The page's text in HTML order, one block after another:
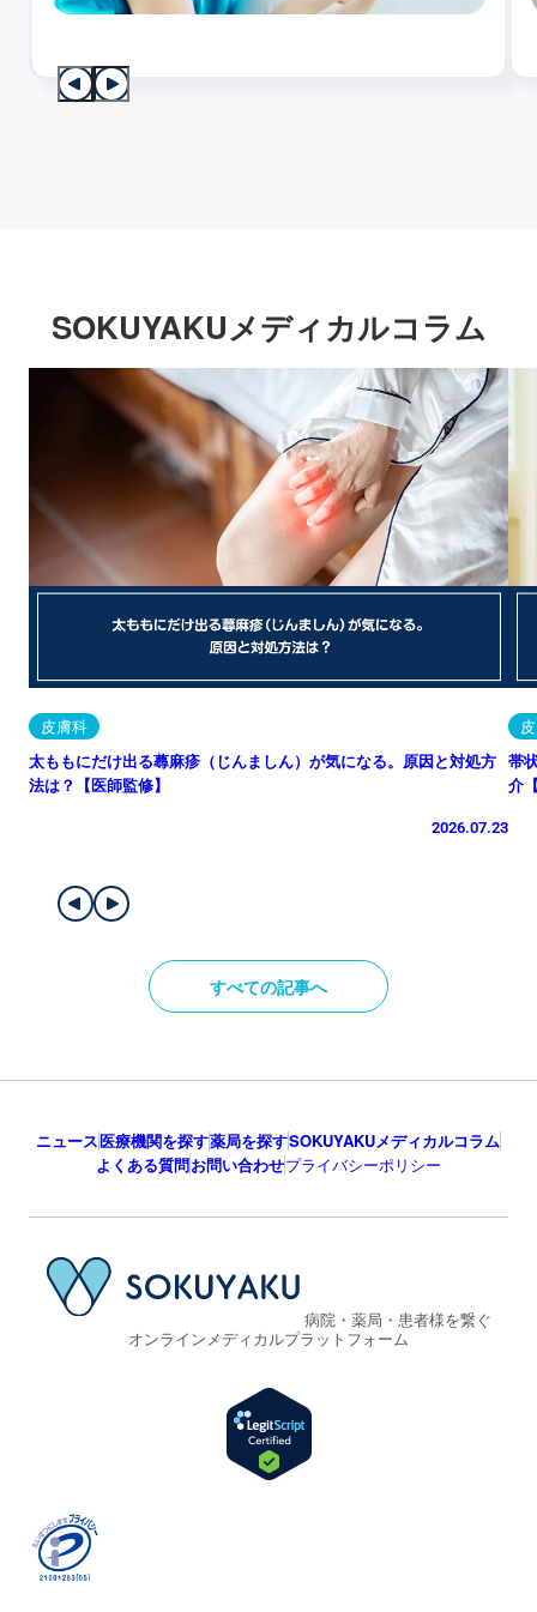
SOKUYAKUメディカルコラム
皮膚科
太ももにだけ出る蕁麻疹（じんましん）が気になる。原因と対処方
法は？【医師監修】
2026.07.23
帯
介
すべての記事へ
ニュース医療機関を探す薬局を探すSOKUYAKUメディカルコラム
よくある質問お問い合わせプライバシーポリシー
病院・薬局・患者様を繋ぐ
オンラインメディカルプラットフォーム